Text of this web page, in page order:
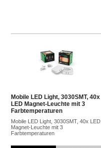
Mobile LED Light, 3030SMT, 40x
LED Magnet-Leuchte mit 3
Farbtemperaturen
Mobile LED Light, 3030SMT, 40x LED
Magnet-Leuchte mit 3
Farbtemperaturen